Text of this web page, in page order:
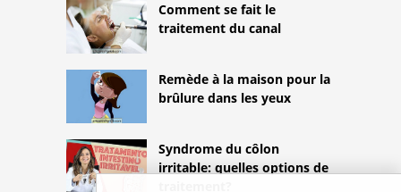
Comment se fait le
traitement du canal
Remède à la maison pour la
brûlure dans les yeux
Syndrome du côlon
irritable: quelles options de